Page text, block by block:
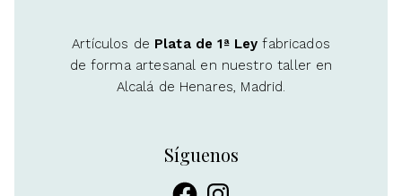
Artículos de Plata de 1ª Ley fabricados
de forma artesanal en nuestro taller en
Alcalá de Henares, Madrid.
Síguenos
FacebookInstagram